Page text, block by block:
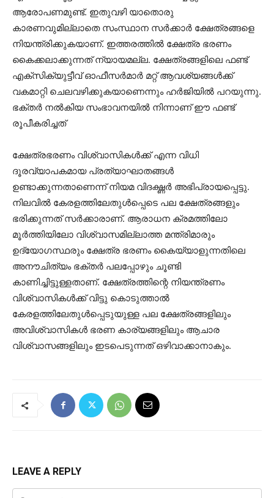
ആരോപണമുണ്ട്. ഇതുവഴി യാതൊരു
കാരണവുമില്ലാതെ സംസ്ഥാന സർക്കാർ ക്ഷേത്രങ്ങളെ
നിയന്ത്രിക്കുകയാണ്. ഇത്തരത്തിൽ ക്ഷേത്ര ഭരണം
കൈക്കലാക്കുന്നത് ന്യായമല്ല. ക്ഷേത്രങ്ങളിലെ ഫണ്ട്
എക്സിക്യുട്ടീവ് ഓഫീസർമാർ മറ്റ് ആവശ്യങ്ങൾക്ക്
വകമാറ്റി ചെലവഴിക്കുകയാണെന്നും ഹർജിയിൽ പറയുന്നു.
ഭക്തർ നൽകിയ സംഭാവനയിൽ നിന്നാണ് ഈ ഫണ്ട്
രൂപീകരിച്ചത്
ക്ഷേത്രഭരണം വിശ്വാസികൾക്ക് എന്ന വിധി
ദൂരവ്യാപകമായ പ്രത്യാഘാതങ്ങൾ
ഉണ്ടാക്കുന്നതാണെന്ന് നിയമ വിദഗ്ദ്ധർ അഭിപ്രായപ്പെട്ടു.
നിലവിൽ കേരളത്തിലേതുൾപ്പെടെ പല ക്ഷേത്രങ്ങളും
ഭരിക്കുന്നത് സർക്കാരാണ്. ആരാധന ക്രമത്തിലോ
മൂർത്തിയിലോ വിശ്വാസമില്ലാത്ത മന്ത്രിമാരും
ഉദ്യോഗസ്ഥരും ക്ഷേത്ര ഭരണം കൈയ്യാളുന്നതിലെ
അനൗചിത്യം ഭക്തർ പലപ്പോഴും ചൂണ്ടി
കാണിച്ചിട്ടുള്ളതാണ്. ക്ഷേത്രത്തിന്റെ നിയന്ത്രണം
വിശ്വാസികൾക്ക് വിട്ടു കൊടുത്താൽ
കേരളത്തിലേതുൾപ്പെടുയുള്ള പല ക്ഷേത്രങ്ങളിലും
അവിശ്വാസികൾ ഭരണ കാര്യങ്ങളിലും ആചാര
വിശ്വാസങ്ങളിലും ഇടപെടുന്നത് ഒഴിവാക്കാനാകും.
LEAVE A REPLY